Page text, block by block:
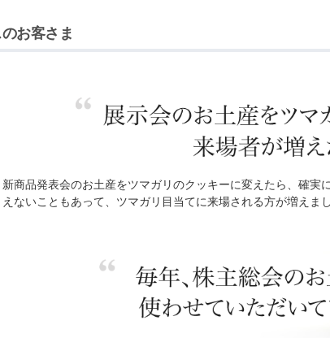
お客さま
新商品発表会のお土産をツマガリのクッキーに変えたら、確実
えないこともあって、ツマガリ目当てに来場される方が増えま